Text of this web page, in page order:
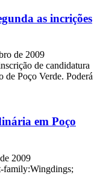
as incrições
de 2009
de candidatura
de Poço Verde. Poderá
em Poço
2009